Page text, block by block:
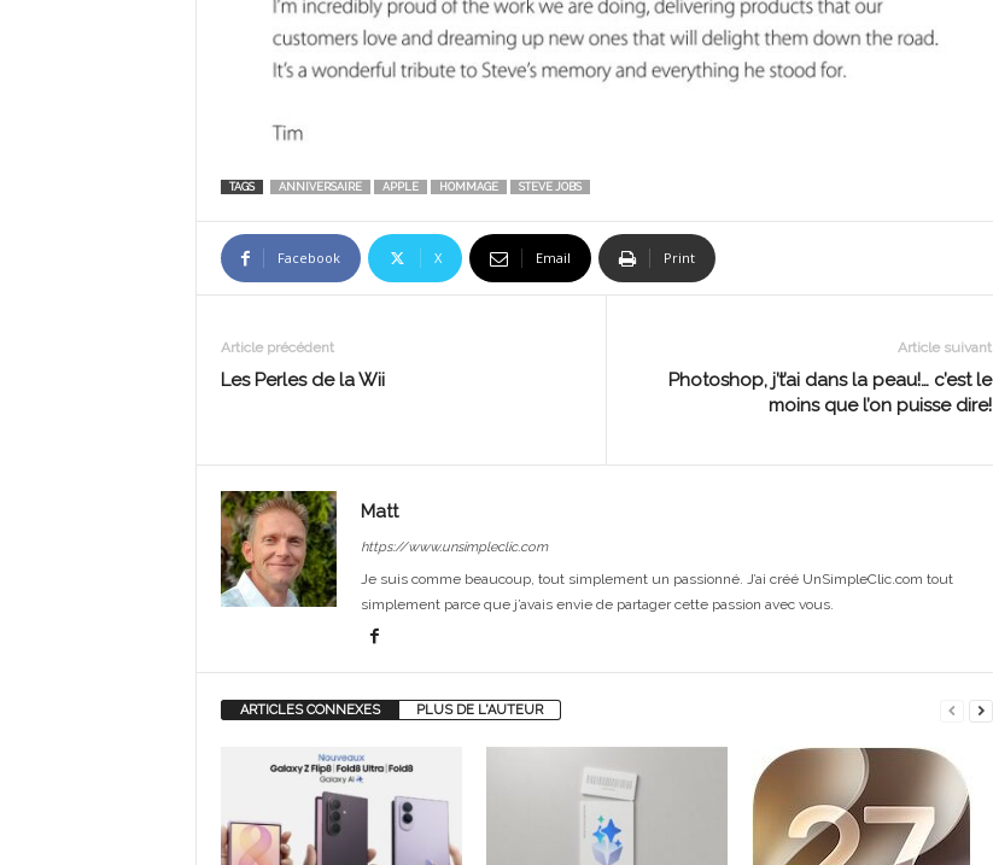
TAGS ANNIVERSAIRE APPLE HOMMAGE STEVE JOBS
Facebook X Email Print
Article précédent
Les Perles de la Wii
Article suivant
Photoshop, j’t’ai dans la peau!… c’est le
moins que l’on puisse dire!
Matt
https://www.unsimpleclic.com
Je suis comme beaucoup, tout simplement un passionné. J’ai créé UnSimpleClic.com tout
simplement parce que j’avais envie de partager cette passion avec vous.
ARTICLES CONNEXES PLUS DE L'AUTEUR